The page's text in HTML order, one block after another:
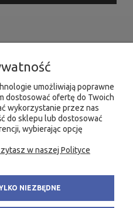
KSIĘGARNIA FACHOWA.PL
80-299 Gdańsk
umożliwiają poprawne
dostosować ofertę do Twoich
wykorzystanie przez nas
do sklepu lub dostosować
wybierając opcję
w naszej Polityce
NIEZBĘDNE